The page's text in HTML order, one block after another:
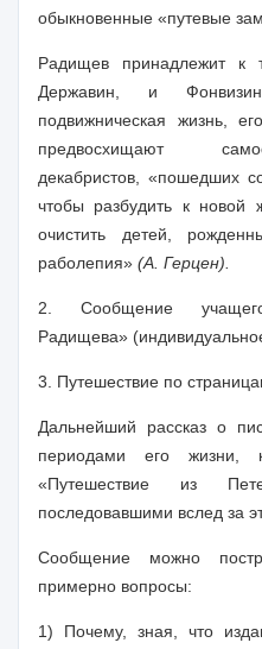
обыкновенные «путевые
Радищев принадлежит
Державин, и
подвижническая жизнь,
предвосхищают
декабристов, «пошедших
чтобы разбудить к новой
очистить детей,
раболепия» (А. Герцен).
2. Сообщение
Радищева»
3. Путешествие по
Дальнейший рассказ о
периодами его жизни,
«Путешествие из
последовавшими вслед за
Сообщение можно
примерно вопросы:
1) Почему, зная, что